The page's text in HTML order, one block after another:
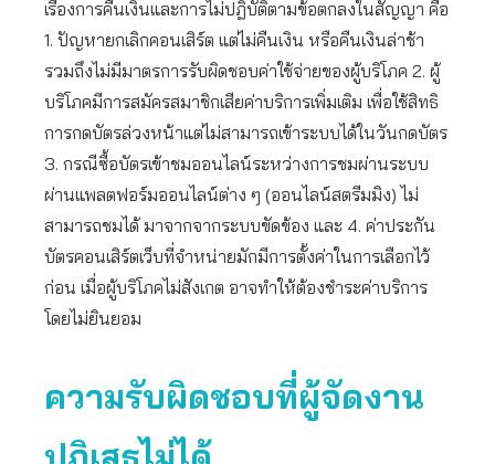
เรื่องการคืนเงินและการไม่ปฎิบัติตามข้อตกลงในสัญญา คือ
1. ปัญหายกเลิกคอนเสิร์ต แต่ไม่คืนเงิน หรือคืนเงินล่าช้า
รวมถึงไม่มีมาตรการรับผิดชอบค่าใช้จ่ายของผู้บริโภค 2. ผู้
บริโภคมีการสมัครสมาชิกเสียค่าบริการเพิ่มเติม เพื่อใช้สิทธิ
การกดบัตรล่วงหน้าแต่ไม่สามารถเข้าระบบได้ในวันกดบัตร
3. กรณีซื้อบัตรเข้าชมออนไลน์ระหว่างการชมผ่านระบบ
ผ่านแพลตฟอร์มออนไลน์ต่าง ๆ (ออนไลน์สตรีมมิง) ไม่
สามารถชมได้ มาจากจากระบบขัดข้อง และ 4. ค่าประกัน
บัตรคอนเสิร์ตเว็บที่จำหน่ายมักมีการตั้งค่าในการเลือกไว้
ก่อน เมื่อผู้บริโภคไม่สังเกต อาจทำให้ต้องชำระค่าบริการ
โดยไม่ยินยอม
ความรับผิดชอบที่ผู้จัดงาน